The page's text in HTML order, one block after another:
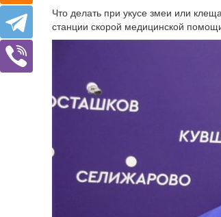
Что делать при укусе змеи или
станции скорой медицинской